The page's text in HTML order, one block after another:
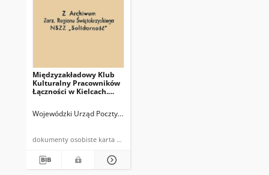
Międzyzakładowy Klub
Kulturalny Pracowników
Łączności w Kielcach.
Wojewódzki Urząd Poczty Kielce
dokumenty osobiste karta wstępu